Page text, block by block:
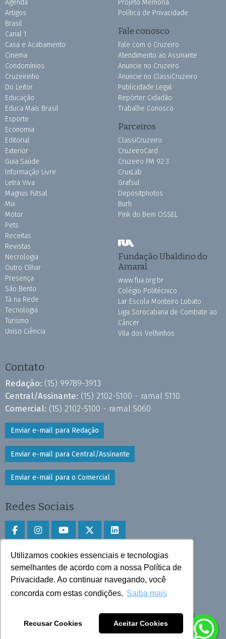
Utilizamos cookies essenciais e tecnologias
semelhantes de acordo com a nossa Política de
Privacidade. Ao continuar navegando, você
concorda com estas condições. Saiba mais
Recusar Cookies Aceitar Cookies
Agenda
Artigos
Brasil
Canal 1
Casa e Acabamento
Cinema
Condomínios
Cruzeirinho
Do Leitor
Educação
Educa Mais Brasil
Esporte
Economia
Editorial
Exterior
Guia Saúde
Informação Livre
Letra Viva
Magnus Futsal
Mix
Motor
Pets
Receitas
Revistas
Necrologia
Outro Olhar
Presença
São Bento
Tá na Rede
Tecnologia
Turismo
Uniso Ciência
Projeto Memória
Política de Privacidade
Fale conosco
Fale com o Cruzeiro
Atendimento ao Assinante
Anuncie no Cruzeiro
Anuncie no ClassiCruzeiro
Publicidade Legal
Repórter Cidadão
Trabalhe Conosco
Parceiros
ClassiCruzeiro
CruzeiroCard
Cruzeiro FM 92.3
CruxLab
Grafsul
Depositphotos
Burh
Pink do Bem OSSEL
Fundação Ubaldino do
Amaral
www.fua.org.br
Colégio Politécnico
Lar Escola Monteiro Lobato
Liga Sorocabana de Combate ao
Câncer
Vila dos Velhinhos
Contato
Redação: (15) 99789-3913
Central/Assinante: (15) 2102-5100 - ramal 5110
Comercial: (15) 2102-5100 - ramal 5060
Enviar e-mail para Redação
Enviar e-mail para Central/Assinante
Enviar e-mail para o Comercial
Redes Sociais
Faça download do aplicativo
Play Store e App Store
Todos os direitos reservados © 2025 Cruzeiro do Sul